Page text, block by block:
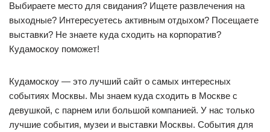
Выбираете место для свидания? Ищете развлечения на
выходные? Интересуетесь активным отдыхом? Посещаете
выставки? Не знаете куда сходить на корпоратив?
Кудамоскоу поможет!
Кудамоскоу — это лучший сайт о самых интересных
событиях Москвы. Мы знаем куда сходить в Москве с
девушкой, с парнем или большой компанией. У нас только
лучшие события, музеи и выставки Москвы. События для